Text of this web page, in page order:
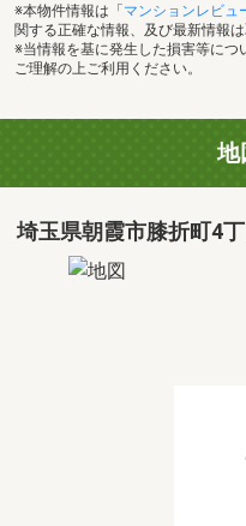
※本物件情報は「 マンションレビュ
関する正確な情報、及び最新情報
※当情報を基に発生した損害等に
ご理解の上ご利用ください。
地
埼玉県朝霞市膝折町4